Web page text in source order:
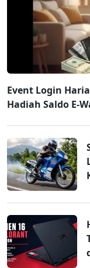
Event Login
Hadiah Saldo E-